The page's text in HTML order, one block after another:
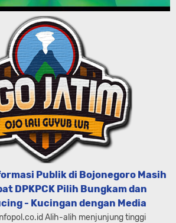
Publik di Bojonegoro Masih
DPKPCK Pilih Bungkam dan
- Kucingan dengan Media
Alih-alih menjunjung tinggi